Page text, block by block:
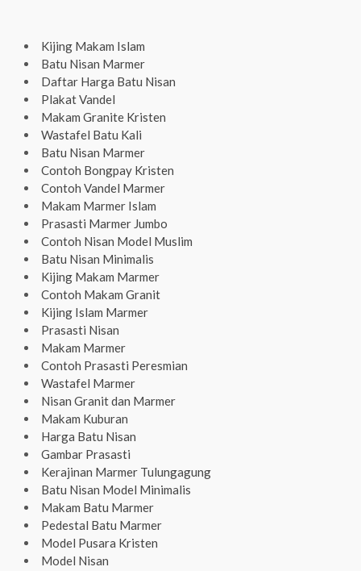
Kijing Makam Islam
Batu Nisan Marmer
Daftar Harga Batu Nisan
Plakat Vandel
Makam Granite Kristen
Wastafel Batu Kali
Batu Nisan Marmer
Contoh Bongpay Kristen
Contoh Vandel Marmer
Makam Marmer Islam
Prasasti Marmer Jumbo
Contoh Nisan Model Muslim
Batu Nisan Minimalis
Kijing Makam Marmer
Contoh Makam Granit
Kijing Islam Marmer
Prasasti Nisan
Makam Marmer
Contoh Prasasti Peresmian
Wastafel Marmer
Nisan Granit dan Marmer
Makam Kuburan
Harga Batu Nisan
Gambar Prasasti
Kerajinan Marmer Tulungagung
Batu Nisan Model Minimalis
Makam Batu Marmer
Pedestal Batu Marmer
Model Pusara Kristen
Model Nisan